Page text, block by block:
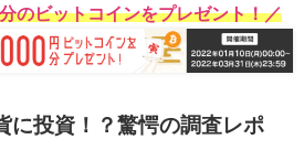
のビットコインをプレゼント！／
に投資！？驚愕の調査レポ